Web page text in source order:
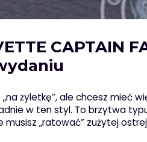
CAPTAIN
żyletkę”, ale chcesz mieć
w ten styl. To brzytwa
musisz „ratować” zużytej